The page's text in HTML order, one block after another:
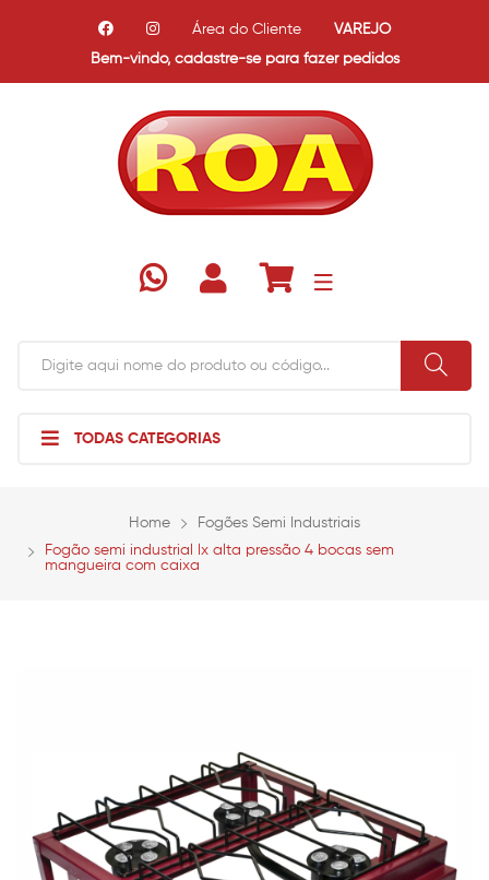
Bem-vindo, cadastre-se para fazer pedidos
Área do Cliente VAREJO
TODAS CATEGORIAS
Home
Fogões Semi Industriais
Fogão semi industrial lx alta pressão 4 bocas sem
mangueira com caixa